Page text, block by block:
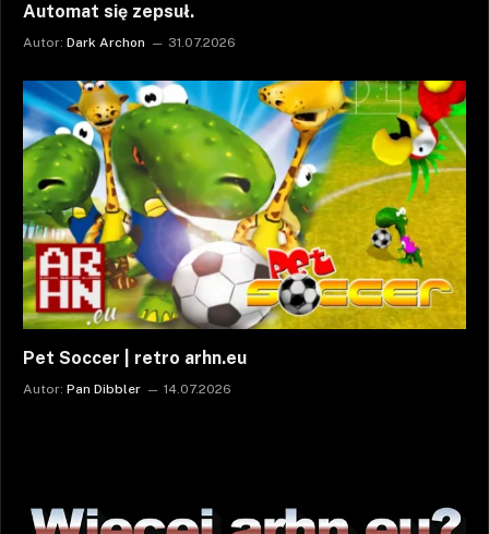
Automat się zepsuł.
Autor: Dark Archon 31.07.2026
Pet Soccer | retro arhn.eu
Autor: Pan Dibbler 14.07.2026